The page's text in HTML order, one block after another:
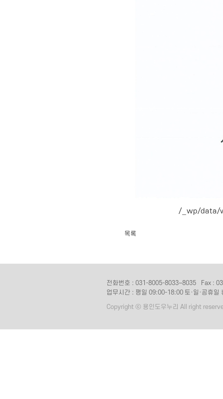
/_wp/data/
목록
전화번호 : 031-8005-8033~8035
Fax :
업무시간 : 평일 09:00-18:00 토·일·공휴일
Copyright ⓒ 용인도우누리 All right